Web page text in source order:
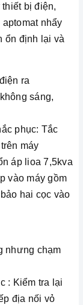
bị điện,
nhẩy
ổn định lại và
ra
sáng,
phục: Tắc
máy
áp lioa 7,5kva
vào máy gồm
hai cọc vào
nhưng chạm
: Kiểm tra lại
địa nối vỏ